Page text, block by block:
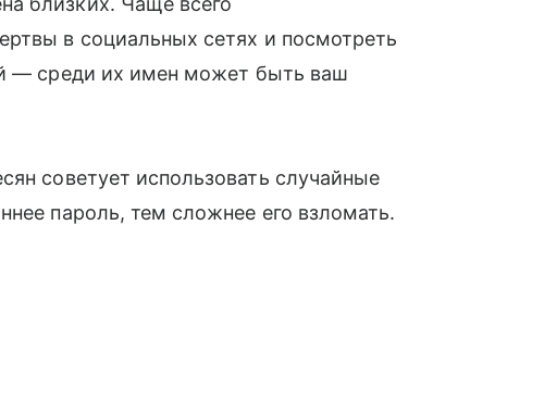
в социальных сетях и посмотреть
— среди их имен может быть ваш
советует использовать случайные
пароль, тем сложнее его взломать.